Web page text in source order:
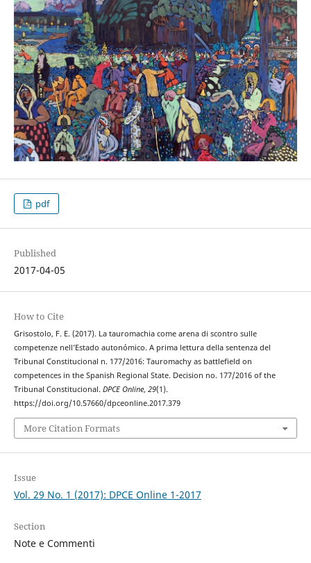
pdf
Published
2017-04-05
How to Cite
Grisostolo, F. E. (2017). La tauromachia come arena di scontro sulle
competenze nell’Estado autonómico. A prima lettura della sentenza del
Tribunal Constitucional n. 177/2016: Tauromachy as battlefield on
competences in the Spanish Regional State. Decision no. 177/2016 of the
Tribunal Constitucional. DPCE Online, 29(1).
https://doi.org/10.57660/dpceonline.2017.379
More Citation Formats
Issue
Vol. 29 No. 1 (2017): DPCE Online 1-2017
Section
Note e Commenti